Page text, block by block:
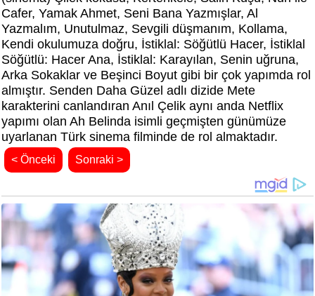
Cafer, Yamak Ahmet, Seni Bana Yazmışlar, Al
Yazmalım, Unutulmaz, Sevgili düşmanım, Kollama,
Kendi okulumuza doğru, İstiklal: Söğütlü Hacer, İstiklal
Söğütlü: Hacer Ana, İstiklal: Karayılan, Senin uğruna,
Arka Sokaklar ve Beşinci Boyut gibi bir çok yapımda rol
almıştır. Senden Daha Güzel adlı dizide Mete
karakterini canlandıran Anıl Çelik aynı anda Netflix
yapımı olan Ah Belinda isimli geçmişten günümüze
uyarlanan Türk sinema filminde de rol almaktadır.
< Önceki Sonraki >